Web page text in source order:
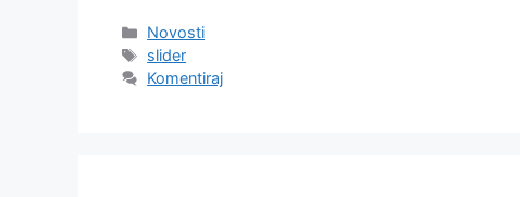
Kategorije
Novosti
Oznake
slider
Komentiraj